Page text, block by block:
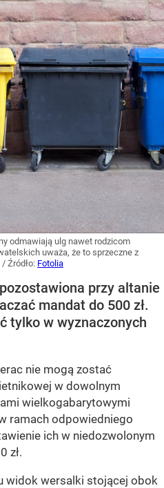
odmawiają ulg nawet rodzicom
uważa, że to sprzeczne z
/ Źródło: Fotolia
przy altanie
mandat do 500 zł.
tylko w wyznaczonych
nie mogą zostać
w dowolnym
wielkogabarytowymi
ramach odpowiedniego
ich w niedozwolonym
zł.
widok wersalki stojącej obok